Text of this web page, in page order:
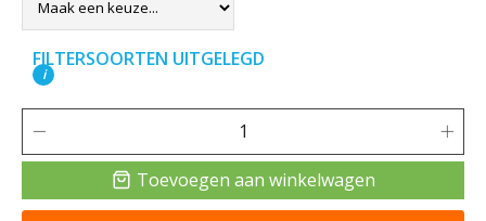
FILTERSOORTEN UITGELEGD
i
Toevoegen aan winkelwagen